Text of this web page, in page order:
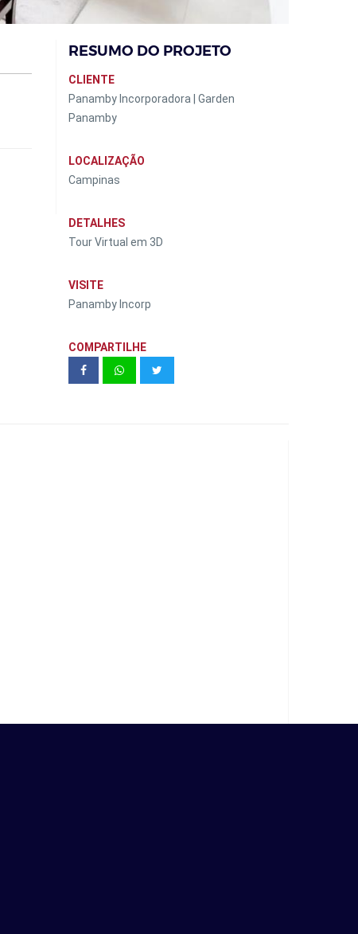
RESUMO DO PROJETO
CLIENTE
Panamby Incorporadora | Garden
Panamby
LOCALIZAÇÃO
Campinas
DETALHES
Tour Virtual em 3D
VISITE
Panamby Incorp
COMPARTILHE
Even | Quintas da Lapa